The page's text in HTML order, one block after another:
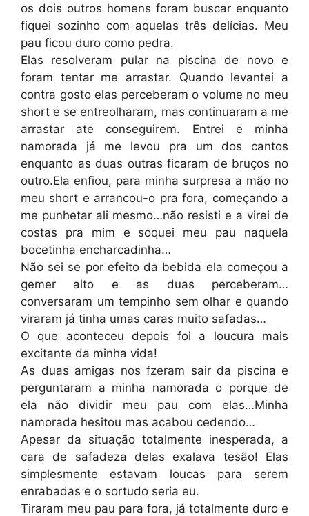
os dois outros homens foram buscar enquanto
fiquei sozinho com aquelas três delícias. Meu
pau ficou duro como pedra.
Elas resolveram pular na piscina de novo e
foram tentar me arrastar. Quando levantei a
contra gosto elas perceberam o volume no meu
short e se entreolharam, mas continuaram a me
arrastar ate conseguirem. Entrei e minha
namorada já me levou pra um dos cantos
enquanto as duas outras ficaram de bruços no
outro.Ela enfiou, para minha surpresa a mão no
meu short e arrancou-o pra fora, começando a
me punhetar ali mesmo…não resisti e a virei de
costas pra mim e soquei meu pau naquela
bocetinha encharcadinha…
Não sei se por efeito da bebida ela começou a
gemer alto e as duas perceberam…
conversaram um tempinho sem olhar e quando
viraram já tinha umas caras muito safadas…
O que aconteceu depois foi a loucura mais
excitante da minha vida!
As duas amigas nos fzeram sair da piscina e
perguntaram a minha namorada o porque de
ela não dividir meu pau com elas…Minha
namorada hesitou mas acabou cedendo…
Apesar da situação totalmente inesperada, a
cara de safadeza delas exalava tesão! Elas
simplesmente estavam loucas para serem
enrabadas e o sortudo seria eu.
Tiraram meu pau para fora, já totalmente duro e